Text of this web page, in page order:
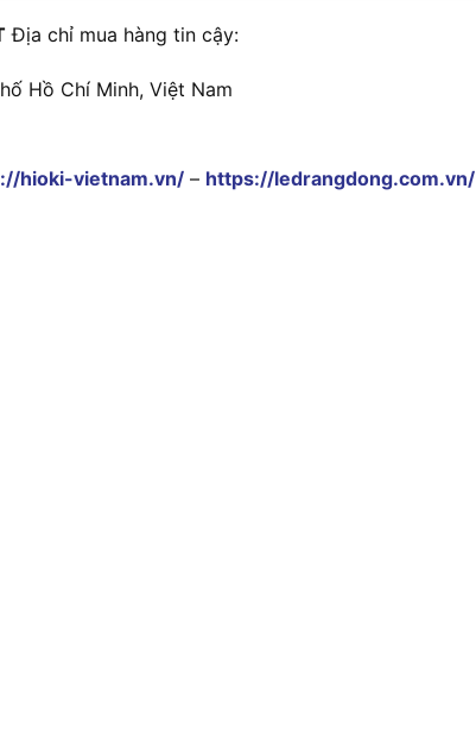
Địa chỉ mua hàng tin cậy:
Hồ Chí Minh, Việt Nam
hioki-vietnam.vn/ – https://ledrangdong.com.vn/